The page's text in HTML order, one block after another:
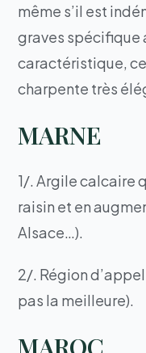
même s’il est
graves spécifique
caractéristique,
charpente très
MARNE
1/. Argile calcaire
raisin et en
Alsace…).
2/. Région
pas la meilleure).
MAROC